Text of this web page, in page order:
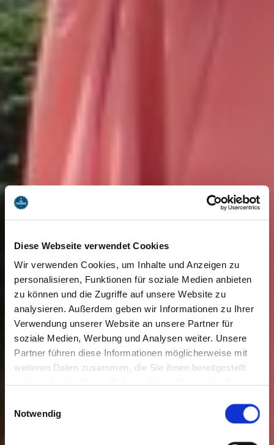
Diese Webseite verwendet Cookies
Wir verwenden Cookies, um Inhalte und Anzeigen zu
personalisieren, Funktionen für soziale Medien anbieten
zu können und die Zugriffe auf unsere Website zu
analysieren. Außerdem geben wir Informationen zu Ihrer
Verwendung unserer Website an unsere Partner für
soziale Medien, Werbung und Analysen weiter. Unsere
Partner führen diese Informationen möglicherweise mit
weiteren Daten zusammen, die Sie ihnen bereitgestellt
Cookies, wenn Sie unsere Webseite weiterhin nutzen.
Notwendig